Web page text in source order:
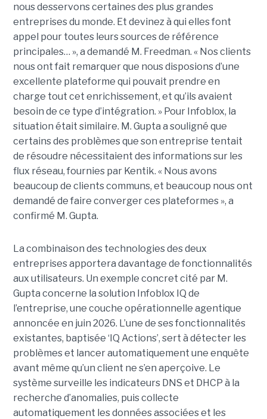
nous desservons certaines des plus grandes
entreprises du monde. Et devinez à qui elles font
appel pour toutes leurs sources de référence
principales… », a demandé M. Freedman. « Nos clients
nous ont fait remarquer que nous disposions d’une
excellente plateforme qui pouvait prendre en
charge tout cet enrichissement, et qu’ils avaient
besoin de ce type d’intégration. » Pour Infoblox, la
situation était similaire. M. Gupta a souligné que
certains des problèmes que son entreprise tentait
de résoudre nécessitaient des informations sur les
flux réseau, fournies par Kentik. « Nous avons
beaucoup de clients communs, et beaucoup nous ont
demandé de faire converger ces plateformes », a
confirmé M. Gupta.
La combinaison des technologies des deux
entreprises apportera davantage de fonctionnalités
aux utilisateurs. Un exemple concret cité par M.
Gupta concerne la solution Infoblox IQ de
l’entreprise, une couche opérationnelle agentique
annoncée en juin 2026. L’une de ses fonctionnalités
existantes, baptisée ‘IQ Actions’, sert à détecter les
problèmes et lancer automatiquement une enquête
avant même qu’un client ne s’en aperçoive. Le
système surveille les indicateurs DNS et DHCP à la
recherche d’anomalies, puis collecte
automatiquement les données associées et les